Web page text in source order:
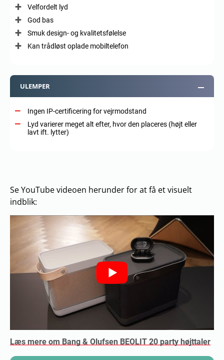
Velfordelt lyd
God bas
Smuk design- og kvalitetsfølelse
Kan trådløst oplade mobiltelefon
ULEMPER
Ingen IP-certificering for vejrmodstand
Lyd varierer meget alt efter, hvor den placeres (højt eller
lavt ift. lytter)
Se YouTube videoen herunder for at få et visuelt
indblik:
Læs mere om Bang & Olufsen BEOLIT 20 party højttaler